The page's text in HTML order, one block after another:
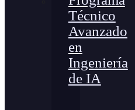
Técnico
Avanzado
en
Ingeniería
de IA